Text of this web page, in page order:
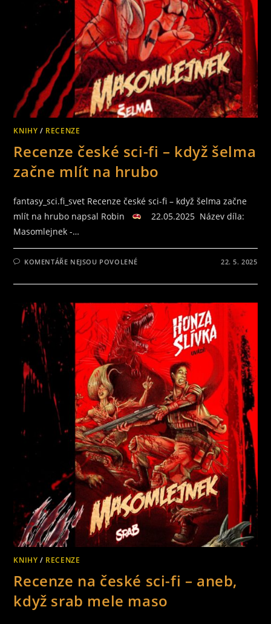
KNIHY / RECENZE
Recenze české sci-fi – když šelma
začne mlít na hrubo
fantasy_sci.fi_svet Recenze české sci-fi – když šelma začne
mlít na hrubo napsal Robin
22.05.2025 Název díla:
Masomlejnek -…
KOMENTÁŘE NEJSOU POVOLENÉ
NÁZVEM
ČESKÉ
SCI-
FI
–
KDYŽ
ŠELMA
ZAČNE
MLÍT
NA
HRUBO
22. 5. 2025
KNIHY / RECENZE
Recenze na české sci-fi – aneb,
když srab mele maso